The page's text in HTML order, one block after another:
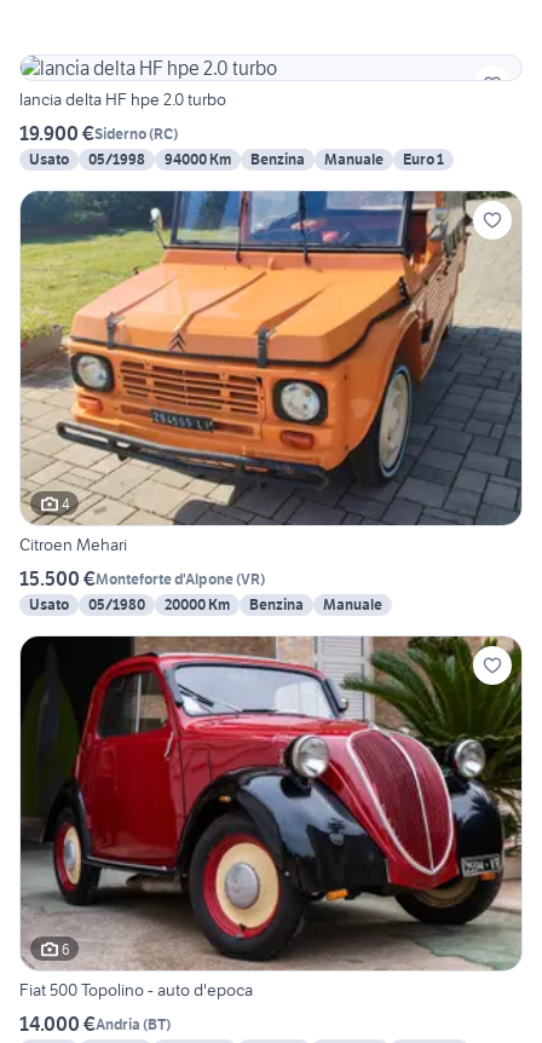
lancia delta HF hpe 2.0 turbo
19.900 €Siderno(RC)
Usato
05/1998 94000 Km Benzina Manuale Euro 1
4
Citroen Mehari
15.500 €Monteforte d'Alpone(VR)
Usato
05/1980 20000 Km Benzina Manuale
6
Fiat 500 Topolino - auto d'epoca
14.000 €Andria (BT)